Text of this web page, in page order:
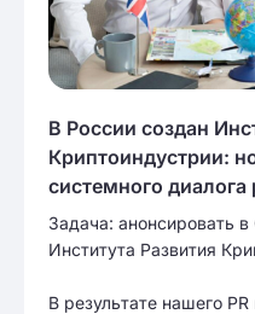
В России создан
Криптоиндустрии:
системного диалога
Задача: анонсировать
Института Развития
В результате нашего